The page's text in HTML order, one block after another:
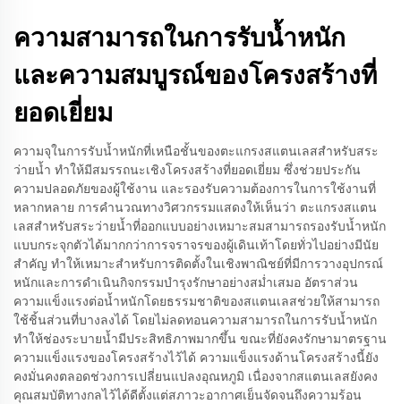
ความสามารถในการรับน้ำหนัก
และความสมบูรณ์ของโครงสร้างที่
ยอดเยี่ยม
ความจุในการรับน้ำหนักที่เหนือชั้นของตะแกรงสแตนเลสสำหรับสระ
ว่ายน้ำ ทำให้มีสมรรถนะเชิงโครงสร้างที่ยอดเยี่ยม ซึ่งช่วยประกัน
ความปลอดภัยของผู้ใช้งาน และรองรับความต้องการในการใช้งานที่
หลากหลาย การคำนวณทางวิศวกรรมแสดงให้เห็นว่า ตะแกรงสแตน
เลสสำหรับสระว่ายน้ำที่ออกแบบอย่างเหมาะสมสามารถรองรับน้ำหนัก
แบบกระจุกตัวได้มากกว่าการจราจรของผู้เดินเท้าโดยทั่วไปอย่างมีนัย
สำคัญ ทำให้เหมาะสำหรับการติดตั้งในเชิงพาณิชย์ที่มีการวางอุปกรณ์
หนักและการดำเนินกิจกรรมบำรุงรักษาอย่างสม่ำเสมอ อัตราส่วน
ความแข็งแรงต่อน้ำหนักโดยธรรมชาติของสแตนเลสช่วยให้สามารถ
ใช้ชิ้นส่วนที่บางลงได้ โดยไม่ลดทอนความสามารถในการรับน้ำหนัก
ทำให้ช่องระบายน้ำมีประสิทธิภาพมากขึ้น ขณะที่ยังคงรักษามาตรฐาน
ความแข็งแรงของโครงสร้างไว้ได้ ความแข็งแรงด้านโครงสร้างนี้ยัง
คงมั่นคงตลอดช่วงการเปลี่ยนแปลงอุณหภูมิ เนื่องจากสแตนเลสยังคง
คุณสมบัติทางกลไว้ได้ดีตั้งแต่สภาวะอากาศเย็นจัดจนถึงความร้อน